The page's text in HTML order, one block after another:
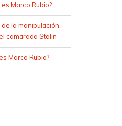
es Marco Rubio?
de la manipulación.
camarada Stalin
Marco Rubio?